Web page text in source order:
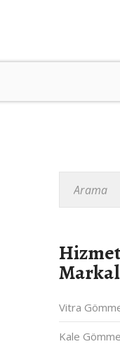
Vitra
Kale